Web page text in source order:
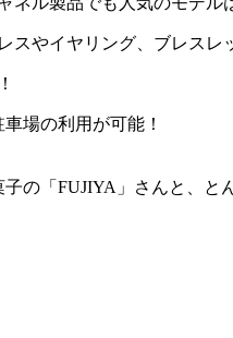
やイヤリング、ブレス
場の利用が可能！
の「FUJIYA」さんと、